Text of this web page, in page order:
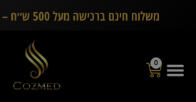
משלוח חינם ברכישה מעל 500 ש״ח –
0